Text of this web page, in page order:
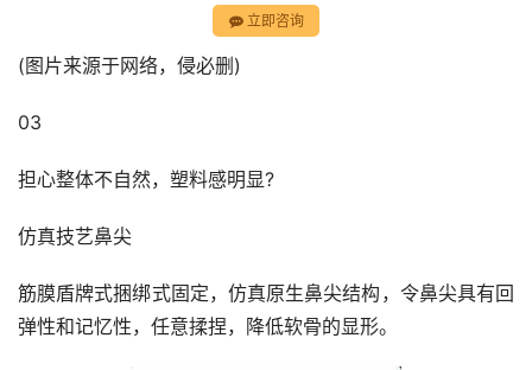
立即咨询
(图片来源于网络，侵必删)
03
担心整体不自然，塑料感明显?
仿真技艺鼻尖
筋膜盾牌式捆绑式固定，仿真原生鼻尖结构，令鼻尖具有回
弹性和记忆性，任意揉捏，降低软骨的显形。